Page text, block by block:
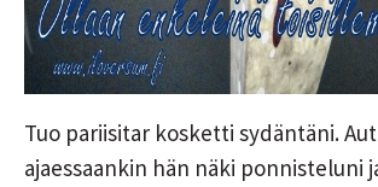
Tuo pariisitar kosketti sydäntäni.
ajaessaankin hän näki ponnisteluni